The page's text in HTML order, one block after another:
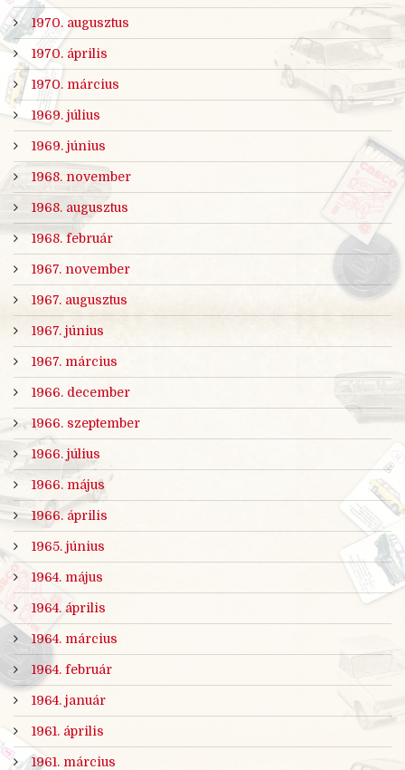
1970. augusztus
1970. április
1970. március
1969. július
1969. június
1968. november
1968. augusztus
1968. február
1967. november
1967. augusztus
1967. június
1967. március
1966. december
1966. szeptember
1966. július
1966. május
1966. április
1965. június
1964. május
1964. április
1964. március
1964. február
1964. január
1961. április
1961. március